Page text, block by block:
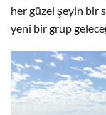
her güzel şeyin bir
yeni bir grup